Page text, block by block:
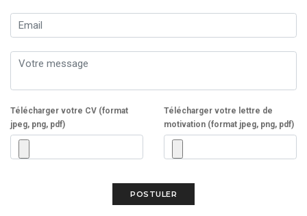
Télécharger votre CV (format
jpeg, png, pdf)
Télécharger votre lettre de
motivation (format jpeg, png, pdf)